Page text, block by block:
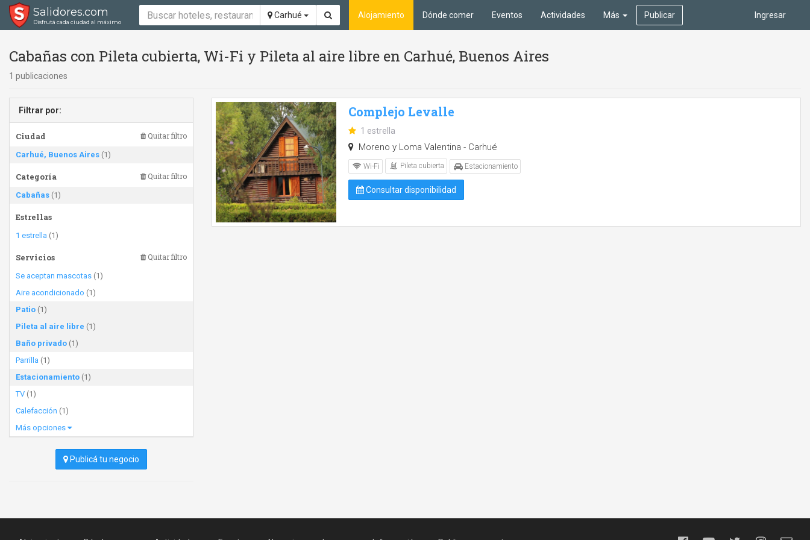
Salidores.com
Disfrutá cada ciudad al máximo
Carhué Ingresar
Alojamiento Dónde comer Eventos Actividades Más Publicar
Cabañas con Pileta cubierta, Wi-Fi y Pileta al aire libre en Carhué, Buenos Aires
1 publicaciones
Filtrar por:
Ciudad Quitar filtro
Carhué, Buenos Aires (1)
Categoría Quitar filtro
Cabañas (1)
Estrellas
1 estrella (1)
Servicios Quitar filtro
Se aceptan mascotas (1)
Aire acondicionado (1)
Patio (1)
Pileta al aire libre (1)
Baño privado (1)
Parrilla (1)
Estacionamiento (1)
TV (1)
Calefacción (1)
Más opciones
Publicá tu negocio
Complejo Levalle
1 estrella
Moreno y Loma Valentina - Carhué
Wi-Fi Pileta cubierta Estacionamiento
Consultar disponibilidad